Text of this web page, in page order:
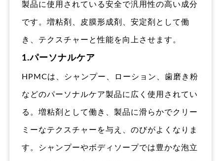
製品に使用されている安全で汎用性の高い成分
です。増粘剤、皮膜形成剤、安定剤として働
き、テクスチャーと性能を向上させます。
1.パーソナルケア
HPMCは、シャンプー、ローション、歯磨き粉
などのパーソナルケア製品に広く使用されてい
る。増粘剤として働き、製品に滑らかでクリー
ミーなテクスチャーを与え、のびがよくなりま
す。シャンプーやボディソープでは豊かな泡立